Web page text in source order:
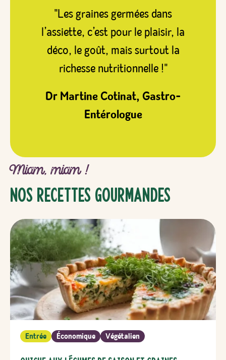
"Les graines germées dans
l’assiette, c’est pour le plaisir, la
déco, le goût, mais surtout la
richesse nutritionnelle !"
Dr Martine Cotinat, Gastro-
Entérologue
Miam, miam !
Nos recettes gourmandes
Entrée Économique Végétalien